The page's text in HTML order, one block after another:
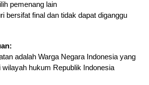
pemenang lain
bersifat final dan tidak dapat diganggu
adalah Warga Negara Indonesia yang
wilayah hukum Republik Indonesia